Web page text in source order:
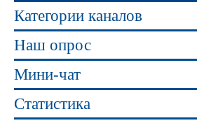
Категории каналов
Наш опрос
Мини-чат
Статистика